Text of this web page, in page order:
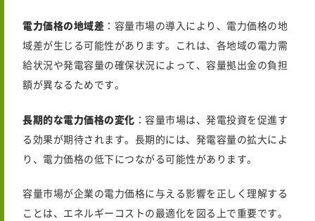
電力価格の地域差 ：容量市場の導入により、電力価格の地
域差が生じる可能性があります。これは、各地域の電力需
給状況や発電容量の確保状況によって、容量拠出金の負担
額が異なるためです。
長期的な電力価格の変化 ：容量市場は、発電投資を促進す
る効果が期待されます。長期的には、発電容量の拡大によ
り、電力価格の低下につながる可能性があります。
容量市場が企業の電力価格に与える影響を正しく理解する
ことは、エネルギーコストの最適化を図る上で重要です。